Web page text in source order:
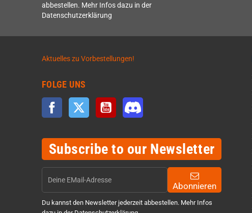
abbestellen. Mehr Infos dazu in der
Datenschutzerklärung
Aktuelles zu Vorbestellungen!
FOLGE UNS
Facebook Twitter YouTube
Subscribe to our Newsletter
Abonnieren
Du kannst den Newsletter jederzeit abbestellen. Mehr Infos